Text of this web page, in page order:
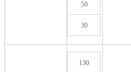
50
30
130